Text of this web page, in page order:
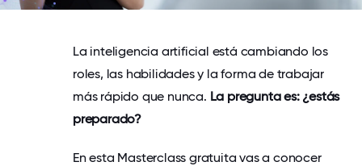
La inteligencia artificial está cambiando los
roles, las habilidades y la forma de trabajar
más rápido que nunca. La pregunta es: ¿estás
preparado?
En esta Masterclass gratuita vas a conocer